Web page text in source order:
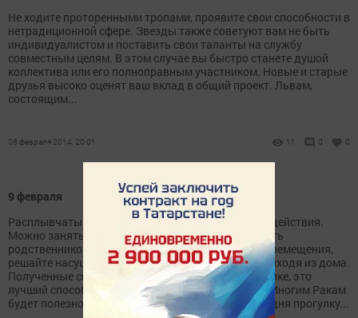
Не ходите проторенными тропами, проявите свои способности в
нетрадиционной сфере. Звезды также советуют вам не быть
индивидуалистом и поставить свои таланты на службу
совместным целям. В этом случае вы быстро станете душой
коллектива или его полноправным участником. Новые и старые
друзья высоко оценят ваш вклад в общий проект. Львам,
состоящим...
08 февраля 2014, 20:01 11 0 0
9 февраля
Расплывчатым мечтам предпочтите энергичные действия.
Можно заняться домашними делами или навестить
родственников. Если вы не любите физические перемещения,
решайте насущные вопросы через Интернет, не выходя из дома.
Полученные сведения сразу применяйте на практике, это
лучший способ научиться делать что-то хорошо. Многим Ракам
будет полезно включить в программу выходного дня прогулку...